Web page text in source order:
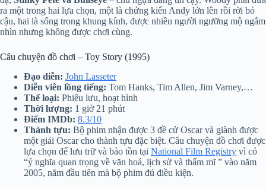
ra một trong hai lựa chọn, một là chứng kiến Andy lớn lên rồi rời bỏ
cậu, hai là sống trong khung kính, được nhiều người ngưỡng mộ ngắm
nhìn nhưng không được chơi cùng.
Câu chuyện đồ chơi – Toy Story (1995)
Đạo diễn: John Lasseter
Diễn viên lồng tiếng: Tom Hanks, Tim Allen, Jim Varney,…
Thể loại: Phiêu lưu, hoạt hình
Thời lượng: 1 giờ 21 phút
Điểm IMDb: 8.3/10
Thành tựu: Bộ phim nhận được 3 đề cử Oscar và giành được
một giải Oscar cho thành tựu đặc biệt. Câu chuyện đồ chơi được
lựa chọn để lưu trữ và bảo tồn tại National Film Registry vì có
“ý nghĩa quan trọng về văn hoá, lịch sử và thẩm mĩ ” vào năm
2005, năm đầu tiên mà bộ phim đủ điều kiện.